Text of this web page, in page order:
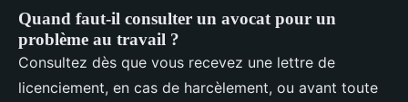
Quand faut-il consulter un avocat pour un
problème au travail ?
Consultez dès que vous recevez une lettre de
licenciement, en cas de harcèlement, ou avant toute